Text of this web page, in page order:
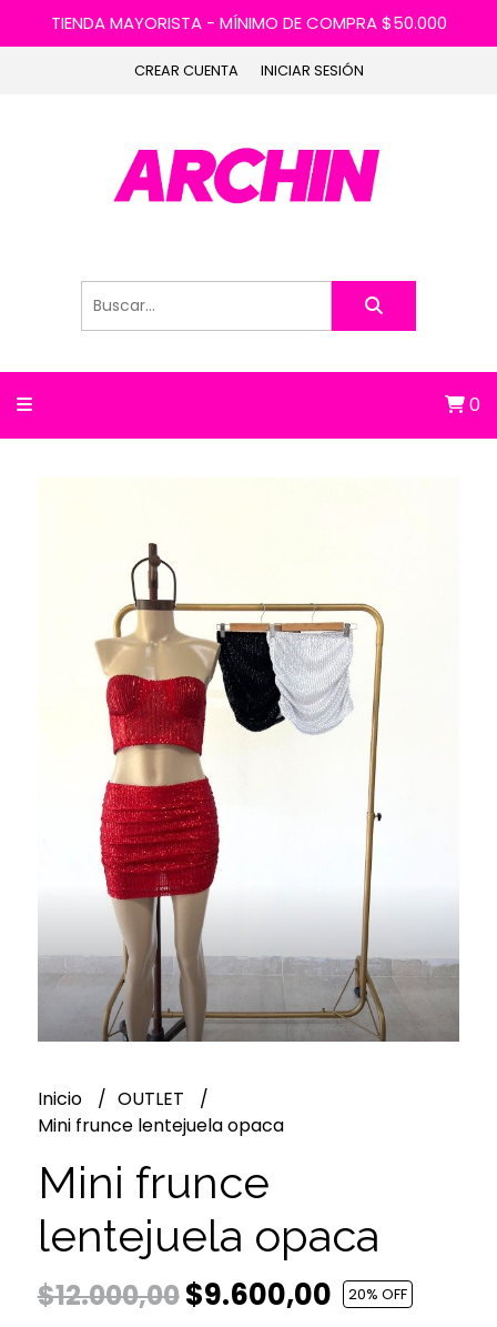
TIENDA MAYORISTA - MÍNIMO DE COMPRA $50.000
CREAR CUENTA INICIAR SESIÓN
0
Inicio
OUTLET
Mini frunce lentejuela opaca
Mini frunce
lentejuela opaca
$12.000,00$9.600,00 20% OFF